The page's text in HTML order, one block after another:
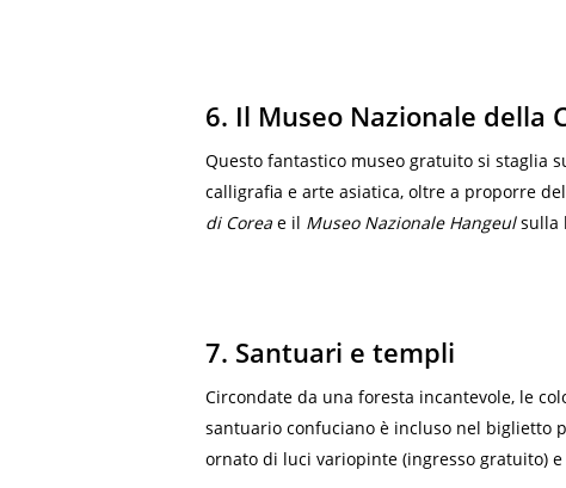
6. Il Museo Nazionale della
Questo fantastico museo gratuito si staglia
calligrafia e arte asiatica, oltre a proporre
di Corea e il Museo Nazionale Hangeulsulla
7. Santuari e templi
Circondate da una foresta incantevole, le
santuario confuciano è incluso nel biglietto
ornato di luci variopinte (ingresso gratuito)